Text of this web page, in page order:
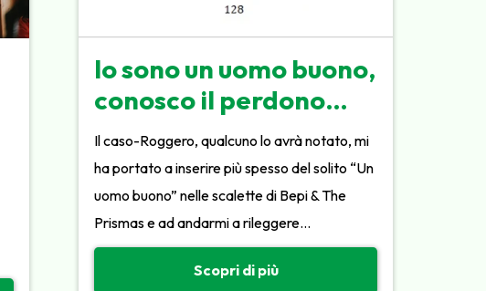
Io sono un uomo buono,
conosco il perdono…
Il caso-Roggero, qualcuno lo avrà notato, mi
ha portato a inserire più spesso del solito “Un
uomo buono” nelle scalette di Bepi & The
Prismas e ad andarmi a rileggere…
Scopri di più